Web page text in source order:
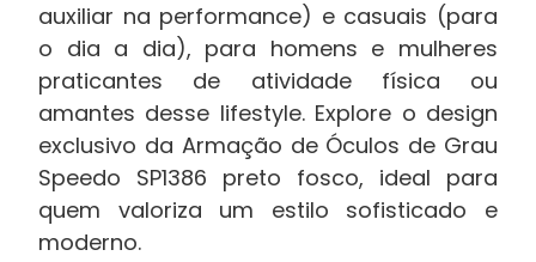
auxiliar na performance) e casuais (para
o dia a dia), para homens e mulheres
praticantes de atividade física ou
amantes desse lifestyle. Explore o design
exclusivo da Armação de Óculos de Grau
Speedo SP1386 preto fosco, ideal para
quem valoriza um estilo sofisticado e
moderno.